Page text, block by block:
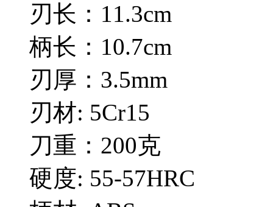
刃长：11.3cm
柄长：10.7cm
刃厚：3.5mm
刃材: 5Cr15
刀重：200克
硬度: 55-57HRC